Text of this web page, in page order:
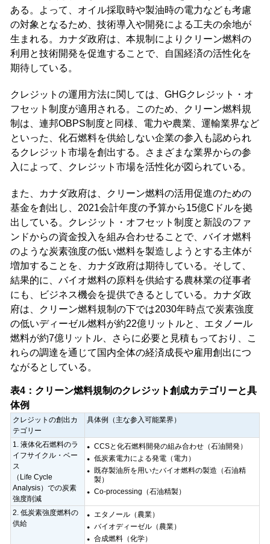
ある。よって、オイル採取時や製油時の電力なども考慮
の対象となるため、技術導入や開発による工夫の余地が
生まれる。カナダ政府は、本規制によりクリーン燃料の
利用と技術開発を促進することで、自国経済の活性化を
期待している。
クレジットの運用方法に関しては、GHGクレジット・オ
フセット制度が適用される。このため、クリーン燃料規
制は、連邦OBPS制度と同様、電力や農業、運輸業界など
といった、化石燃料を供給しない企業の参入も認められ
るクレジット市場を創出する。さまざまな業界からの参
入によって、クレジット市場を活性化が図られている。
また、カナダ政府は、クリーン燃料の活用促進のための
基金を創出し、2021会計年度の予算から15億Cドルを拠
出している。クレジット・オフセット制度と新設のファ
ンドからの資金投入を組み合わせることで、バイオ燃料
のような炭素強度の低い燃料を製造しようとする主体が
増加することを、カナダ政府は期待している。そして、
結果的に、バイオ燃料の原料を供給する農林業の従事者
にも、ビジネス機会を提供できるとしている。カナダ政
府は、クリーン燃料規制の下では2030年時点で炭素強度
の低いディーゼル燃料が約22億リットルと、エタノール
燃料が約7億リットル、さらに必要と見積もっており、こ
れらの調達を通じて国内全体の経済成長や雇用創出につ
ながるとしている。
表4：クリーン燃料規制のクレジット創成カテゴリーと具
体例
クレジットの創出カ
テゴリー
具体例（主な参入可能業界）
1. 液体化石燃料のラ
イフサイクル・ベー
ス
（Life Cycle
Analysis）での炭素
強度削減
CCSと化石燃料開発の組み合わせ（石油開発）
低炭素電力による発電（電力）
既存製油所を用いたバイオ燃料の製造（石油精
製）
Co-processing（石油精製）
2. 低炭素強度燃料の
供給
エタノール（農業）
バイオディーゼル（農業）
合成燃料（化学）